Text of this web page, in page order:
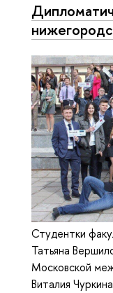
Студентки
Татьяна
Московской
Виталия